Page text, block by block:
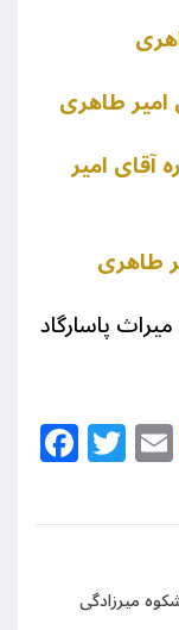
طاهری
آقای امیر
طاهری
پاسارگاد
میرزادگی